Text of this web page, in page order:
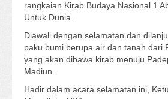
rangkaian Kirab Budaya Nasional 1
Untuk Dunia.
Diawali dengan selamatan dan
paku bumi berupa air dan tanah dari
yang akan dibawa kirab menuju
Madiun.
Hadir dalam acara selamatan ini,